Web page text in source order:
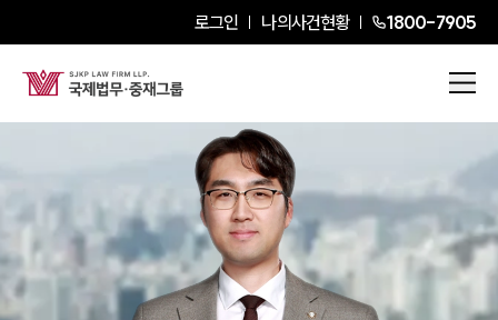
로그인 나의사건현황 1800-7905
박동일 President Attorney